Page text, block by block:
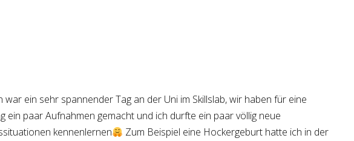
war ein sehr spannender Tag an der Uni im Skillslab, wir haben für eine
ein paar Aufnahmen gemacht und ich durfte ein paar völlig neue
kennenlernen
Zum Beispiel eine Hockergeburt hatte ich in der